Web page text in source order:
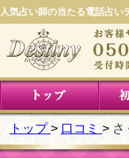
人気占い師の当たる電話占い
トップ 口コミ さ